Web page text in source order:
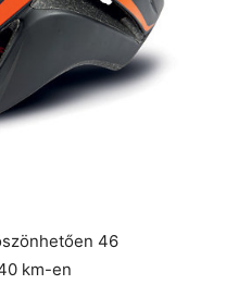
46
km-en